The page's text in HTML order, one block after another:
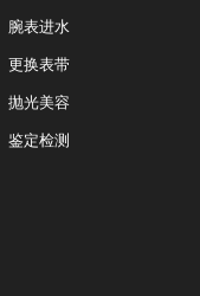
腕表进水
更换表带
抛光美容
鉴定检测